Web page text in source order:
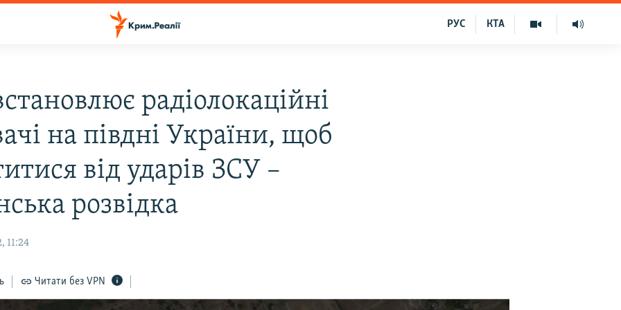
КТА
РУС
радіолокаційні
на півдні України, щоб
від ударів ЗСУ –
розвідка
11:24
Читати без VPN